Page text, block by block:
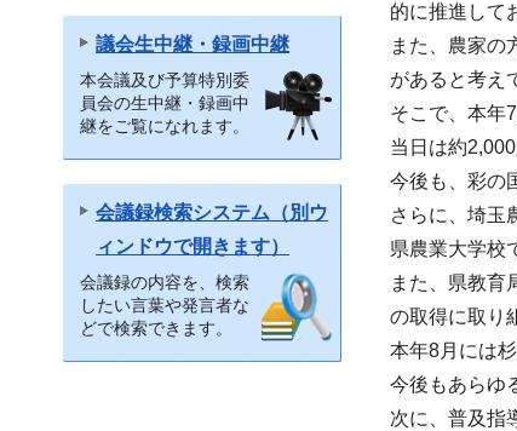
議会生中継・録画中継
本会議及び予算特別委
員会の生中継・録画中
継をご覧になれます。
会議録検索システム（別ウ
ィンドウで開きます）
会議録の内容を、検索
したい言葉や発言者な
どで検索できます。
的に推進して
また、農家の
があると考え
そこで、本年
当日は約
今後も、彩の
さらに、埼玉
県農業大学校
また、県教育
の取得に取り
本年8月には
今後もあらゆ
次に、普及指